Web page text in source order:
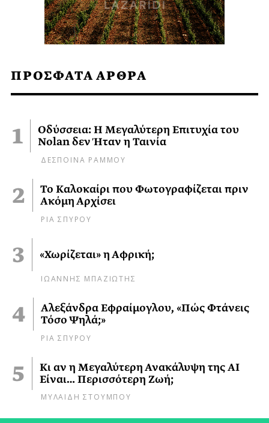
ΠΡΟΣΦΑΤΑ ΑΡΘΡΑ
Οδύσσεια: Η Μεγαλύτερη Επιτυχία του
Nolan δεν Ήταν η Ταινία
ΔΕΣΠΟΙΝΑ ΡΑΜΜΟΥ
Το Καλοκαίρι που Φωτογραφίζεται πριν
Ακόμη Αρχίσει
ΡΙΑ ΣΠΥΡΟΥ
«Χωρίζεται» η Αφρική;
ΙΩΑΝΝΗΣ ΜΠΑΖΙΩΤΗΣ
Αλεξάνδρα Εφραίμογλου, «Πώς Φτάνεις
Τόσο Ψηλά;»
ΡΙΑ ΣΠΥΡΟΥ
Κι αν η Μεγαλύτερη Ανακάλυψη της AI
Είναι… Περισσότερη Ζωή;
ΜΥΛΑΙΔΗ ΣΤΟΥΜΠΟΥ